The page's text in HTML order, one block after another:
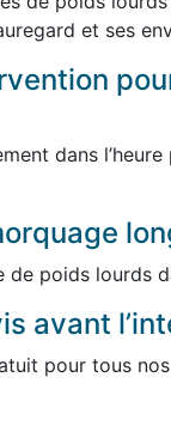
et ses
dans
de poids lourds
avant
pour tous